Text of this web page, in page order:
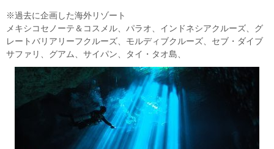
※過去に企画した海外リゾート
メキシコセノーテ＆コスメル、パラオ、インドネシアクルーズ、グ
レートバリアリーフクルーズ、モルディブクルーズ、セブ・ダイブ
サファリ、グアム、サイパン、タイ・タオ島、